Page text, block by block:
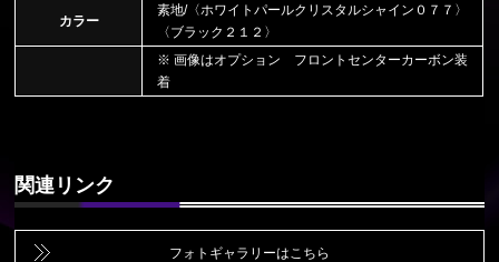
カラー
素地/〈ホワイトパールクリスタルシャイン０７７〉
〈ブラック２１２〉
※ 画像はオプション フロントセンターカーボン装
着
関連リンク
フォトギャラリーはこちら